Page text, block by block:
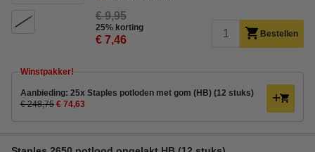
€ 9,95
25% korting
€ 7,46 Bestellen
Winstpakker!
Aanbieding: 25x Staples potloden met gom (HB) (12 stuks)
€ 248,75 € 74,63